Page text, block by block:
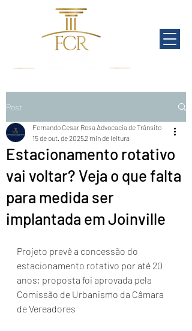
Post
Estacionamento rotativo
vai voltar? Veja o que falta
para medida ser
implantada em Joinville
Fernando Cesar Rosa Advocacia de Trânsito
15 de out. de 20252 min de leitura
Projeto prevê a concessão do
estacionamento rotativo por até 20
anos; proposta foi aprovada pela
Comissão de Urbanismo da Câmara
de Vereadores